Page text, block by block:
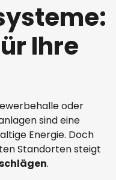
Ihre
oder
sind eine
Energie. Doch
Standorten steigt
.